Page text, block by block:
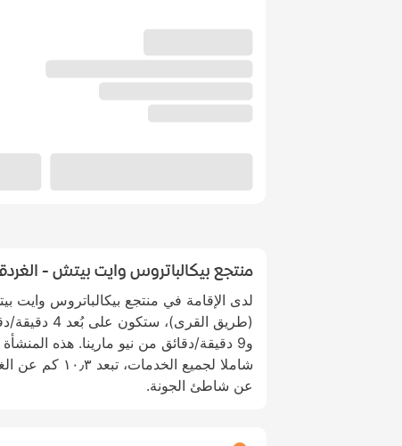
منتجع بيكالباتروس وايت بيتش -
لدى الإقامة في منتجع بيكالباتروس وايت
(طريق القرى)،
و9 دقيقة/دقائق من نيو مارينا. هذه
عن شاطئ الجونة.